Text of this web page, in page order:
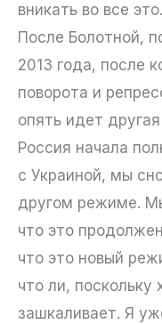
вникать во все
После Болотной,
2013 года, после
поворота и
опять идет
Россия начала
с Украиной, мы
другом режиме.
что это
что это новый
что ли, поскольку
зашкаливает. Я